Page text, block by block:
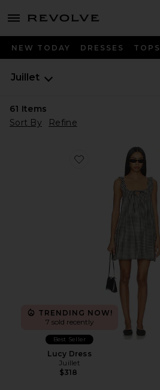
menu - shows more content
NEW TODAY DRESSES TOPS
Juillet
61 Items
Sort By
Refine
Favorite Lucy Dress
TRENDING NOW!
7 sold recently
Best Seller
Lucy Dress
Juillet
$318